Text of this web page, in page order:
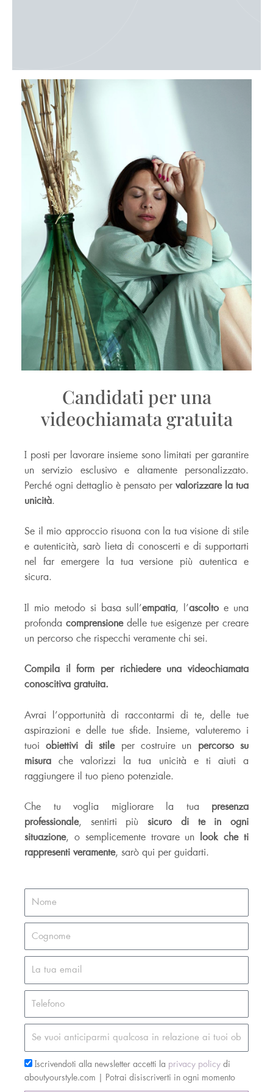
Candidati per una
videochiamata gratuita
I posti per lavorare insieme sono limitati per garantire
un servizio esclusivo e altamente personalizzato.
Perché ogni dettaglio è pensato per valorizzare la tua
unicità.
Se il mio approccio risuona con la tua visione di stile
e autenticità, sarò lieta di conoscerti e di supportarti
nel far emergere la tua versione più autentica e
sicura.
Il mio metodo si basa sull’empatia, l’ascolto e una
profonda comprensionedelle tue esigenze per creare
un percorso che rispecchi veramente chi sei.
Compila il form per richiedere una videochiamata
conoscitiva gratuita.
Avrai l’opportunità di raccontarmi di te, delle tue
aspirazioni e delle tue sfide. Insieme, valuteremo i
tuoiobiettivi di stileper costruire un percorso su
misura che valorizzi la tua unicità e ti aiuti a
raggiungere il tuo pieno potenziale.
Che tu voglia migliorare la tua presenza
professionale, sentirti piùsicuro di te in ogni
situazione, o semplicemente trovare un
look che ti
rappresenti veramente, sarò qui per guidarti.
Iscrivendoti alla newsletter accetti la privacy policy di
aboutyourstyle.com | Potrai disiscriverti in ogni momento